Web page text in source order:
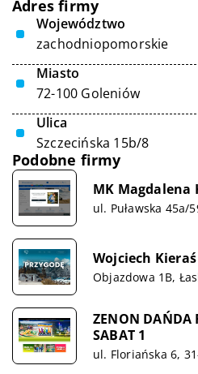
Adres firmy
Województwo
zachodniopomorskie
Miasto
72-100 Goleniów
Ulica
Szczecińska 15b/8
Podobne firmy
MK Magdalena
ul. Puławska 45a/
Wojciech Kieraś
Objazdowa 1B,
ZENON DAŃDA
SABAT 1
ul. Floriańska 6,